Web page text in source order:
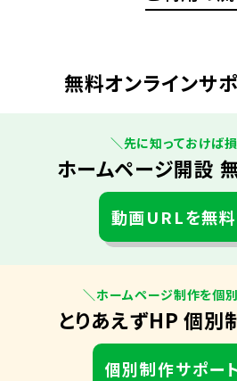
無料オンラインサ
＼先に知っておけば
ホームページ開設
動画URLを無
＼ホームページ制作を個
とりあえずHP 個別
個別制作サポー